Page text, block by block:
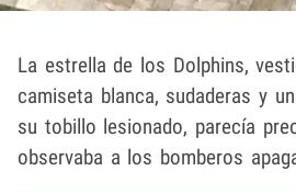
La estrella de los Dolphins,
camiseta blanca, sudaderas y
su tobillo lesionado, parecía
observaba a los bomberos